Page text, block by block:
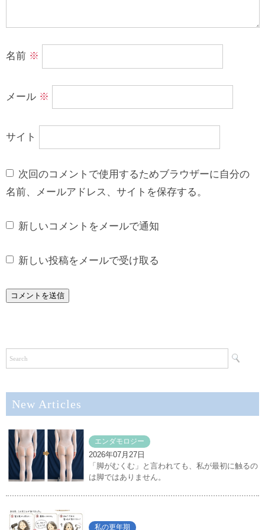
名前 ※
メール ※
サイト
次回のコメントで使用するためブラウザーに自分の
名前、メールアドレス、サイトを保存する。
新しいコメントをメールで通知
新しい投稿をメールで受け取る
New Articles
エンダモロジー
2026年07月27日
「脚がむくむ」と言われても、私が最初に触るの
は脚ではありません。
私の更年期